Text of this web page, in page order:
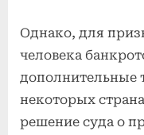
Однако, для
человека
дополнительные
некоторых
решение суда о